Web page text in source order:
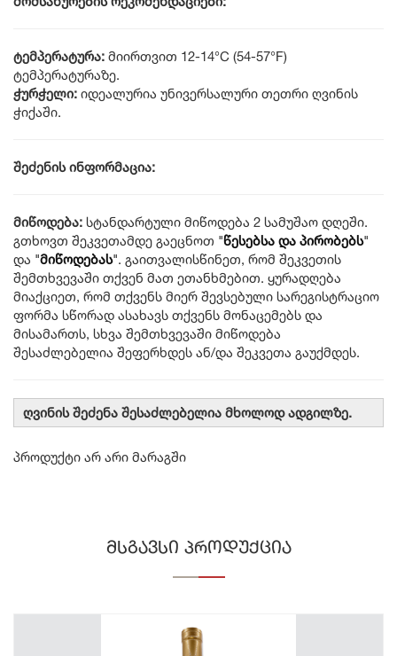
ტემპერატურა: მიირთვით 12-14°C (54-57°F)
ტემპერატურაზე.
ჭურჭელი: იდეალურია უნივერსალური თეთრი ღვინის
ჭიქაში.
შეძენის ინფორმაცია:
მიწოდება: სტანდარტული მიწოდება 2 სამუშაო დღეში.
გთხოვთ შეკვეთამდე გაეცნოთ "წესებსა და პირობებს"
და "მიწოდებას". გაითვალისწინეთ, რომ შეკვეთის
შემთხვევაში თქვენ მათ ეთანხმებით. ყურადღება
მიაქციეთ, რომ თქვენს მიერ შევსებული სარეგისტრაციო
ფორმა სწორად ასახავს თქვენს მონაცემებს და
მისამართს, სხვა შემთხვევაში მიწოდება
შესაძლებელია შეფერხდეს ან/და შეკვეთა გაუქმდეს.
ღვინის შეძენა შესაძლებელია მხოლოდ ადგილზე.
პროდუქტი არ არი მარაგში
მსგავსი პროდუქცია